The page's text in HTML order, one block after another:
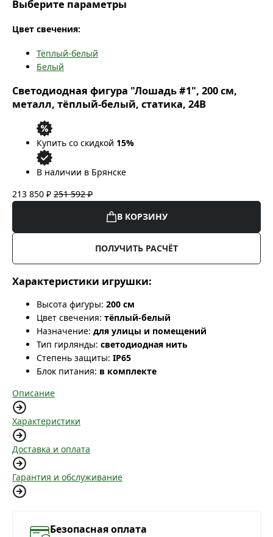
Выберите параметры
Цвет свечения:
Тёплый-белый
Белый
Светодиодная фигура "Лошадь #1", 200 см,
металл, тёплый-белый, статика, 24В
Купить со скидкой 15%
В наличии в Брянске
213 850 ₽ 251 592 ₽
В КОРЗИНУ
ПОЛУЧИТЬ РАСЧЁТ
Характеристики игрушки:
Высота фигуры: 200 см
Цвет свечения: тёплый-белый
Назначение: для улицы и помещений
Тип гирлянды: светодиодная нить
Степень защиты: IP65
Блок питания: в комплекте
Описание
Характеристики
Доставка и оплата
Гарантия и обслуживание
Безопасная оплата